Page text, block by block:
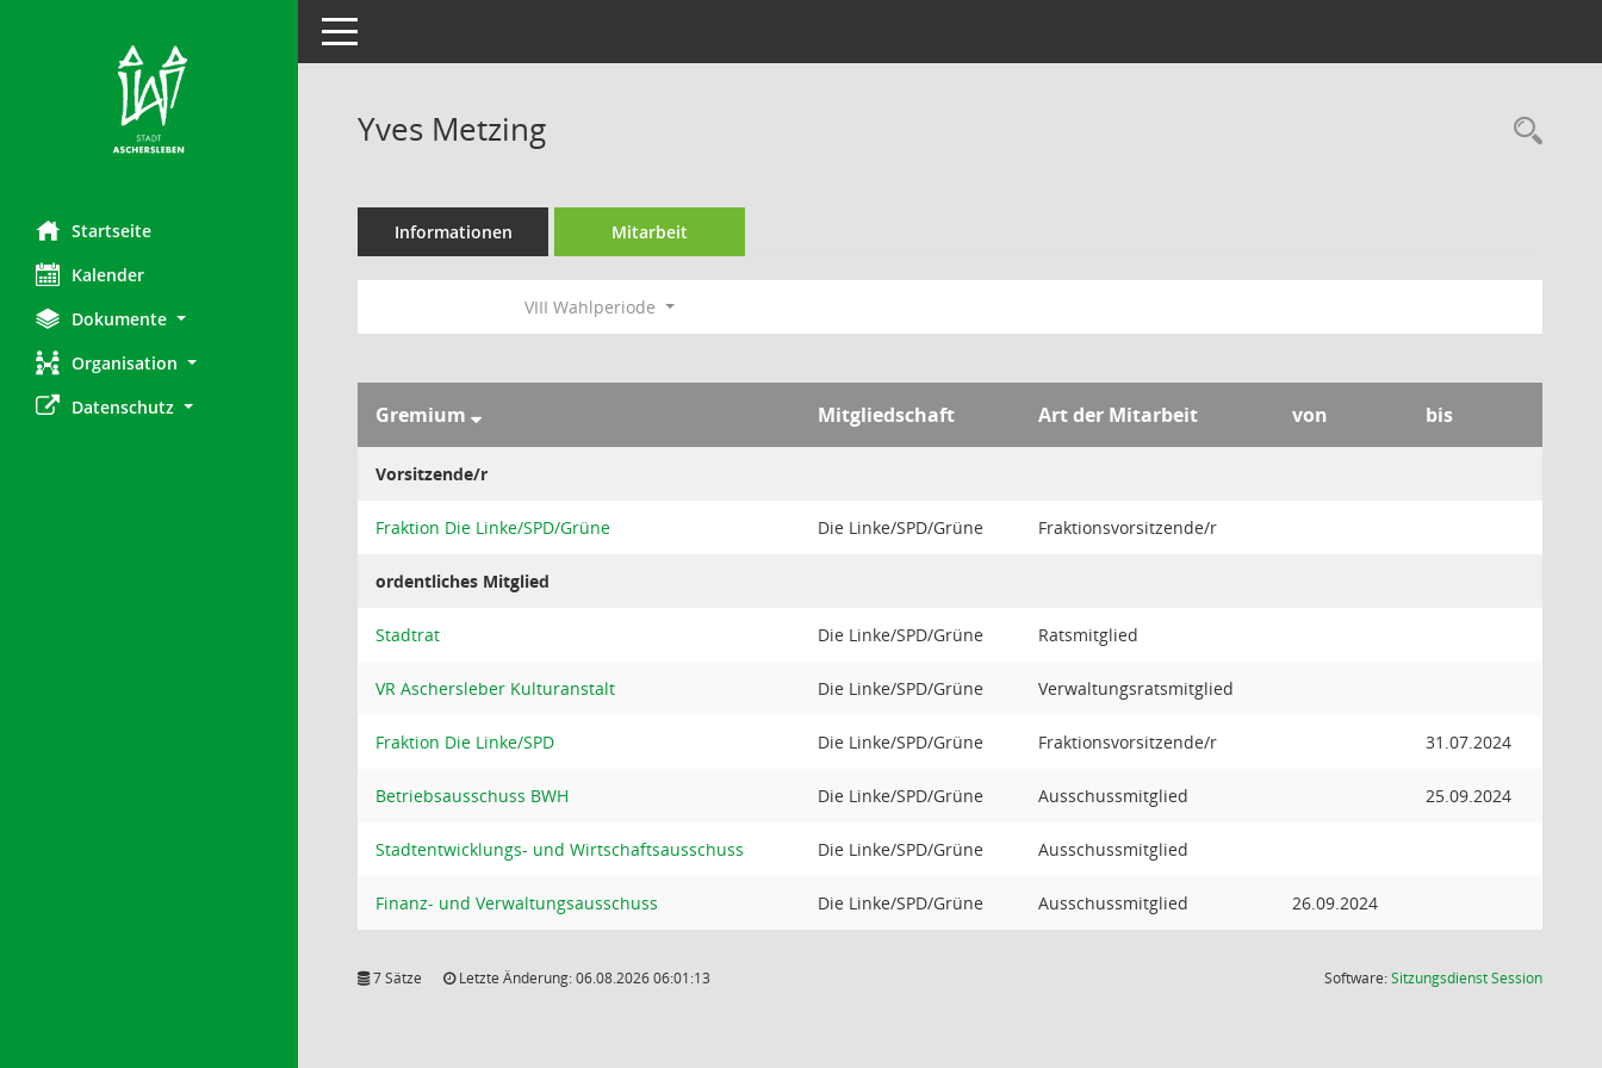
Startseite
Kalender
Dokumente
Organisation
Datenschutz
Toggle navigation
Yves Metzing
Informationen Mitarbeit
VIII Wahlperiode
Gremium Mitgliedschaft Art der Mitarbeit von bis
Vorsitzende/r
Fraktion Die Linke/SPD/Grüne Die Linke/SPD/Grüne Fraktionsvorsitzende/r
ordentliches Mitglied
Stadtrat Die Linke/SPD/Grüne Ratsmitglied
VR Aschersleber Kulturanstalt Die Linke/SPD/Grüne Verwaltungsratsmitglied
Fraktion Die Linke/SPD Die Linke/SPD/Grüne Fraktionsvorsitzende/r 31.07.2024
Betriebsausschuss BWH Die Linke/SPD/Grüne Ausschussmitglied 25.09.2024
Stadtentwicklungs- und Wirtschaftsausschuss Die Linke/SPD/Grüne Ausschussmitglied
Finanz- und Verwaltungsausschuss Die Linke/SPD/Grüne Ausschussmitglied 26.09.2024
7 Sätze Letzte Änderung: 06.08.2026 06:01:13 Software:SitzungsdienstSession(Wird in